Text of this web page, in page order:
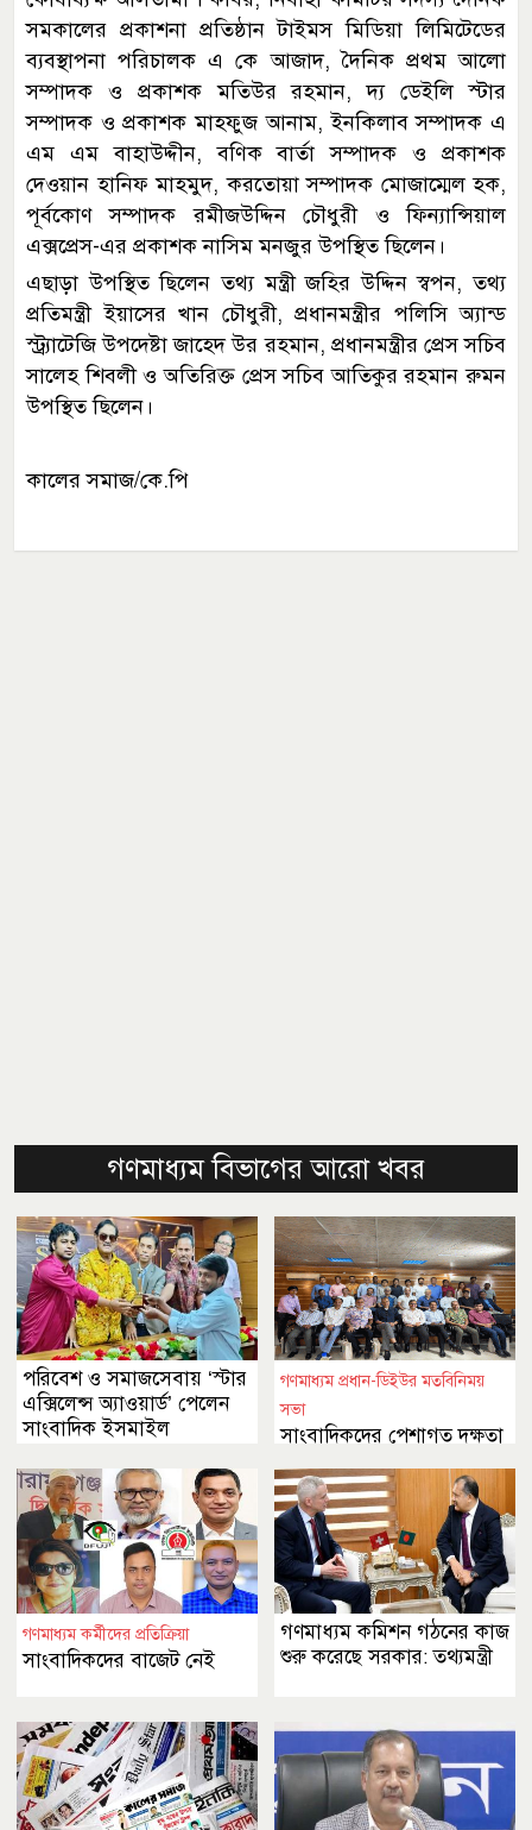
সমকালের প্রকাশনা প্রতিষ্ঠান টাইমস মিডিয়া লিমিটেডের
ব্যবস্থাপনা পরিচালক এ কে আজাদ, দৈনিক প্রথম আলো
সম্পাদক ও প্রকাশক মতিউর রহমান, দ্য ডেইলি স্টার
সম্পাদক ও প্রকাশক মাহফুজ আনাম, ইনকিলাব সম্পাদক এ
এম এম বাহাউদ্দীন, বণিক বার্তা সম্পাদক ও প্রকাশক
দেওয়ান হানিফ মাহমুদ, করতোয়া সম্পাদক মোজাম্মেল হক,
পূর্বকোণ সম্পাদক রমীজউদ্দিন চৌধুরী ও ফিন্যান্সিয়াল
এক্সপ্রেস-এর প্রকাশক নাসিম মনজুর উপস্থিত ছিলেন।
এছাড়া উপস্থিত ছিলেন তথ্য মন্ত্রী জহির উদ্দিন স্বপন, তথ্য
প্রতিমন্ত্রী ইয়াসের খান চৌধুরী, প্রধানমন্ত্রীর পলিসি অ্যান্ড
স্ট্র্যাটেজি উপদেষ্টা জাহেদ উর রহমান, প্রধানমন্ত্রীর প্রেস সচিব
সালেহ শিবলী ও অতিরিক্ত প্রেস সচিব আতিকুর রহমান রুমন
উপস্থিত ছিলেন।
কালের সমাজ/কে.পি
গণমাধ্যম বিভাগের আরো খবর
পরিবেশ ও সমাজসেবায় ‘স্টার
এক্সিলেন্স অ্যাওয়ার্ড’ পেলেন
সাংবাদিক ইসমাইল
গণমাধ্যম প্রধান-ডিইউর মতবিনিময়
সভা
সাংবাদিকদের পেশাগত দক্ষতা
আহ্বান
গণমাধ্যম কর্মীদের প্রতিক্রিয়া
সাংবাদিকদের বাজেট নেই
গণমাধ্যম কমিশন গঠনের কাজ
শুরু করেছে সরকার: তথ্যমন্ত্রী